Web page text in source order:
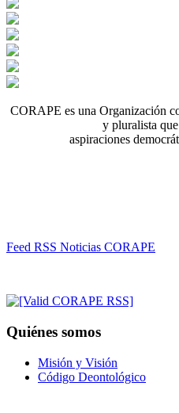
CORAPE es una Organización
y pluralista
aspiraciones
Feed RSS Noticias CORAPE
Quiénes somos
Misión y Visión
Código Deontológico